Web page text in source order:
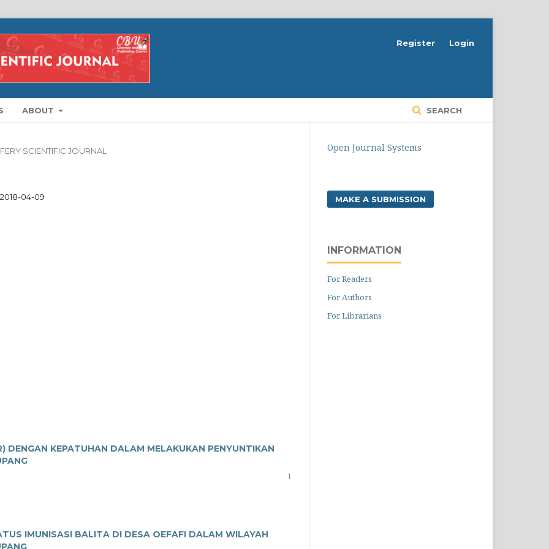
ABOUT SEARCH
Register Login
SCIENTIFIC JOURNAL
2018-04-09
DENGAN KEPATUHAN DALAM MELAKUKAN PENYUNTIKAN
1
IMUNISASI BALITA DI DESA OEFAFI DALAM WILAYAH
Open Journal Systems
MAKE A SUBMISSION
INFORMATION
For Readers
For Authors
For Librarians